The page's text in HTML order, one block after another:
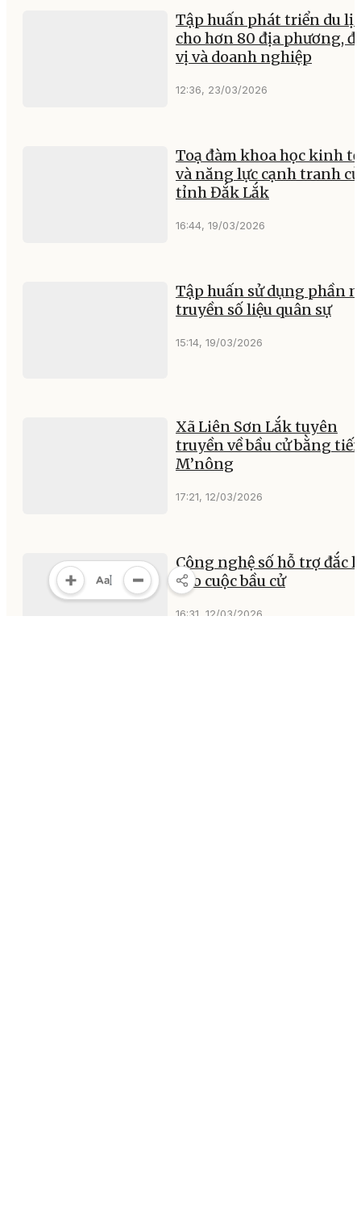
Tập huấn phát triển du
cho hơn 80 địa phương,
vị và doanh nghiệp
12:36, 23/03/2026
Toạ đàm khoa học kinh
và năng lực cạnh tranh
tỉnh Đắk Lắk
16:44, 19/03/2026
Tập huấn sử dụng phần
truyền số liệu quân sự
15:14, 19/03/2026
Xã Liên Sơn Lắk tuyên
truyền về bầu cử bằng
M’nông
17:21, 12/03/2026
Công nghệ số hỗ trợ đắc
cho cuộc bầu cử
16:31, 12/03/2026